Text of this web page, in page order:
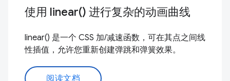
使用 linear() 进行复杂的动画曲线
linear() 是一个 CSS 加/减速函数，可在其点之间线
性插值，允许您重新创建弹跳和弹簧效果。
阅读文档